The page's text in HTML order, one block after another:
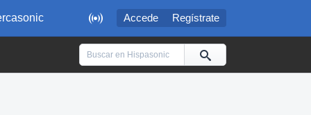
 Accede Regístrate